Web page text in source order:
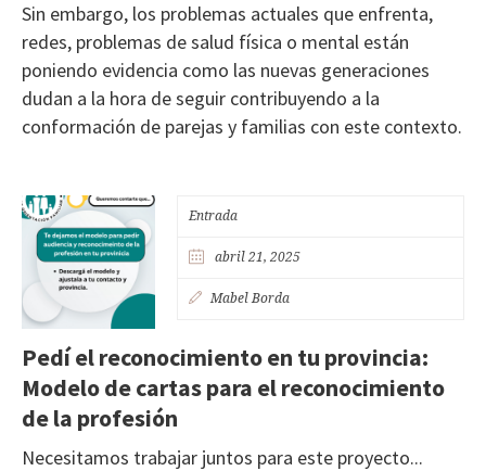
Sin embargo, los problemas actuales que enfrenta,
redes, problemas de salud física o mental están
poniendo evidencia como las nuevas generaciones
dudan a la hora de seguir contribuyendo a la
conformación de parejas y familias con este contexto.
Entrada
abril 21, 2025
Mabel Borda
Pedí el reconocimiento en tu provincia:
Modelo de cartas para el reconocimiento
de la profesión
Necesitamos trabajar juntos para este proyecto...